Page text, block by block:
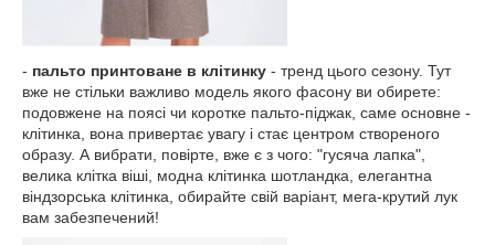
- пальто принтоване в клітинку - тренд цього сезону. Тут
вже не стільки важливо модель якого фасону ви обирете:
подовжене на поясі чи коротке пальто-піджак, саме основне -
клітинка, вона привертає увагу і стає центром створеного
образу. А вибрати, повірте, вже є з чого: "гусяча лапка",
велика клітка віші, модна клітинка шотландка, елегантна
віндзорська клітинка, обирайте свій варіант, мега-крутий лук
вам забезпечений!